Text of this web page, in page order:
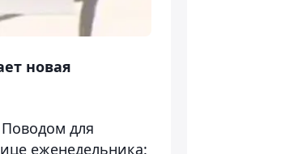
новая
для
еженедельника: